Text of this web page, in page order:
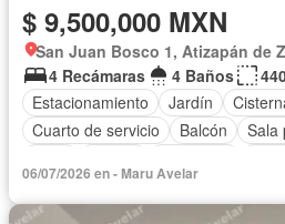
$ 9,500,000 MXN
San Juan Bosco 1, Atizapán de
4 Recámaras
4 Baños
Estacionamiento
Jardín
Cuarto de servicio
Balcón Sala
Recámara con closet
Cuarto de Limpieza
Cocina
06/07/2026 en - Maru Avelar